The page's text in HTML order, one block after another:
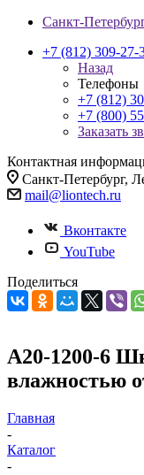
Санкт-
+7 (812) 309-27-
Назад
Телефоны
+7 (812)
+7 (800)
Заказать
Контактная
Санкт-Петербург,
mail@liontech.ru
Вконтакте
YouTube
Поделиться
A20-1200-6
влажностью
Главная
-
Каталог
-